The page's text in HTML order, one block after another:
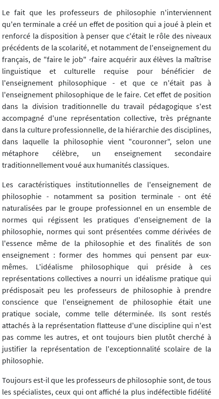
Le fait que les professeurs de philosophie n'interviennent
qu'en terminale a créé un effet de position qui a joué à plein et
renforcé la disposition à penser que c'était le rôle des niveaux
précédents de la scolarité, et notamment de l'enseignement du
français, de "faire le job" -faire acquérir aux élèves la maîtrise
linguistique et culturelle requise pour bénéficier de
l'enseignement philosophique - et que ce n'était pas à
l'enseignement philosophique de le faire. Cet effet de position
dans la division traditionnelle du travail pédagogique s'est
accompagné d'une représentation collective, très prégnante
dans la culture professionnelle, de la hiérarchie des disciplines,
dans laquelle la philosophie vient "couronner", selon une
métaphore célèbre, un enseignement secondaire
traditionnellement voué aux humanités classiques.
Les caractéristiques institutionnelles de l'enseignement de
philosophie - notamment sa position terminale - ont été
naturalisées par le groupe professionnel en un ensemble de
normes qui régissent les pratiques d'enseignement de la
philosophie, normes qui sont présentées comme dérivées de
l'essence même de la philosophie et des finalités de son
enseignement : former des hommes qui pensent par eux-
mêmes. L'idéalisme philosophique qui préside à ces
représentations collectives a nourri un idéalisme pratique qui
prédisposait peu les professeurs de philosophie à prendre
conscience que l'enseignement de philosophie était une
pratique sociale, comme telle déterminée. Ils sont restés
attachés à la représentation flatteuse d'une discipline qui n'est
pas comme les autres, et ont toujours bien plutôt cherché à
justifier la représentation de l'exceptionnalité scolaire de la
philosophie.
Toujours est-il que les professeurs de philosophie sont, de tous
les spécialistes, ceux qui ont affiché la plus indéfectible fidélité